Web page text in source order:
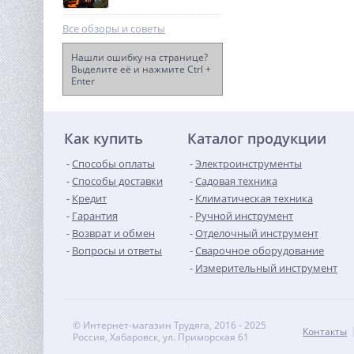
аккумуляторная
1хАКБ 4Ач и ЗУ
Все обзоры и советы
Нашли ошибку на странице?
Выделите её и нажмите Ctrl +
Enter
Как купить
Способы оплаты
Способы доставки
Кредит
Гарантия
Возврат и обмен
Вопросы и ответы
Каталог продукции
Электроинструменты
Садовая техника
Климатическая техника
Ручной инструмент
Отделочный инструмент
Сварочное оборудование
Измерительный инструмент
© Интернет-магазин Трудяга, 2016 - 2025
Россия, Хабаровск, ул. Приморская 61
Контакты